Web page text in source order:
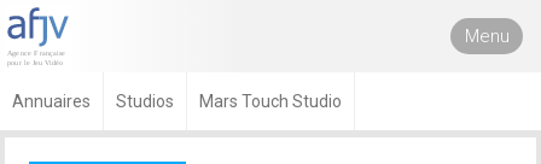
Menu
Annuaires Studios Mars Touch Studio